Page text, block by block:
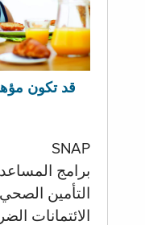
قد تكون
SNAP
برامج
التأمين الصحي
الائتمانات